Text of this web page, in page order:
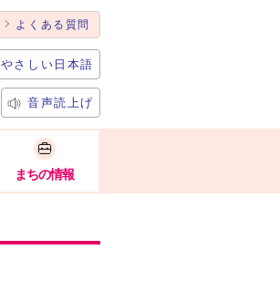
よくある質問
やさしい日本語
音声読上げ
まちの情報